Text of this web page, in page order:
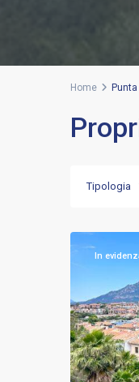
Home
Tipologia
Punta
Lepre
In